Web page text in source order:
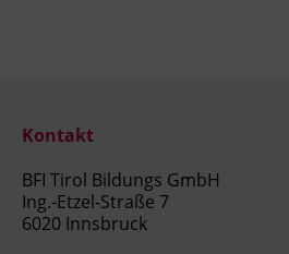
Kontakt
BFI Tirol Bildungs GmbH
Ing.-Etzel-Straße 7
6020 Innsbruck